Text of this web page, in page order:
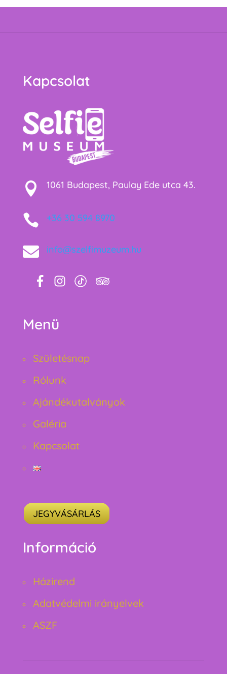
Kapcsolat
 1061 Budapest, Paulay Ede utca 43.
 +36 30 594 8970
 info@szelfimuzeum.hu
Menü
Születésnap
Rólunk
Ajándékutalványok
Galéria
Kapcsolat
JEGYVÁSÁRLÁS
Információ
Házirend
Adatvédelmi irányelvek
ASZF